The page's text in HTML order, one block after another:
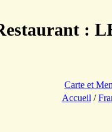
:
Carte et
Accueil /